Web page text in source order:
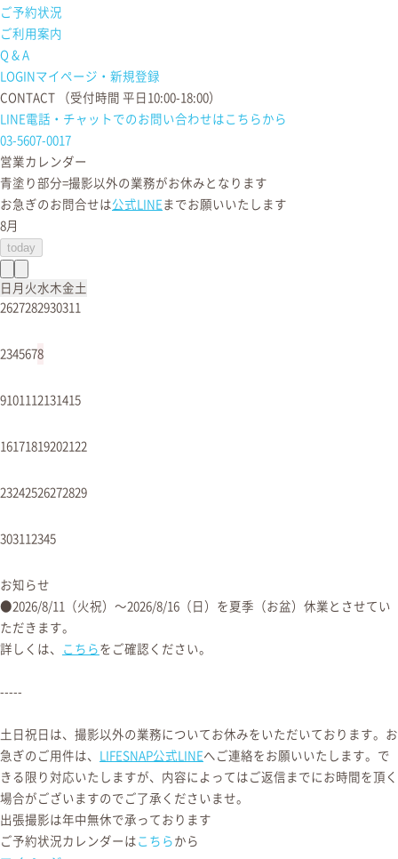
ご予約状況
ご利用案内
Q & A
LOGIN マイページ・新規登録
CONTACT
（受付時間 平日10:00-18:00）
LINE電話・チャットでのお問い合わせはこちらから
03-5607-0017
営業カレンダー
青塗り 部分=撮影以外の業務がお休みとなります
お急ぎのお問合せは公式LINE までお願いいたします
8月
today
日 月 火水木金土
262728293031 1
2345678
91011 12131415
161718192021 22
23242526272829
3031 1 2345
お知らせ
●2026/8/11（火祝）〜2026/8/16（日）を夏季（お盆）休業とさせてい
ただきます。
詳しくは、
こちら をご確認ください。
-----
土日祝日は、撮影以外の業務についてお休みをいただいております。お
急ぎのご用件は、
LIFESNAP公式LINEへご連絡をお願いいたします。で
きる限り対応いたしますが、内容によってはご返信までにお時間を頂く
場合がございますのでご了承くださいませ。
出張撮影は年中無休で承っております
ご予約状況カレンダーは こちら から